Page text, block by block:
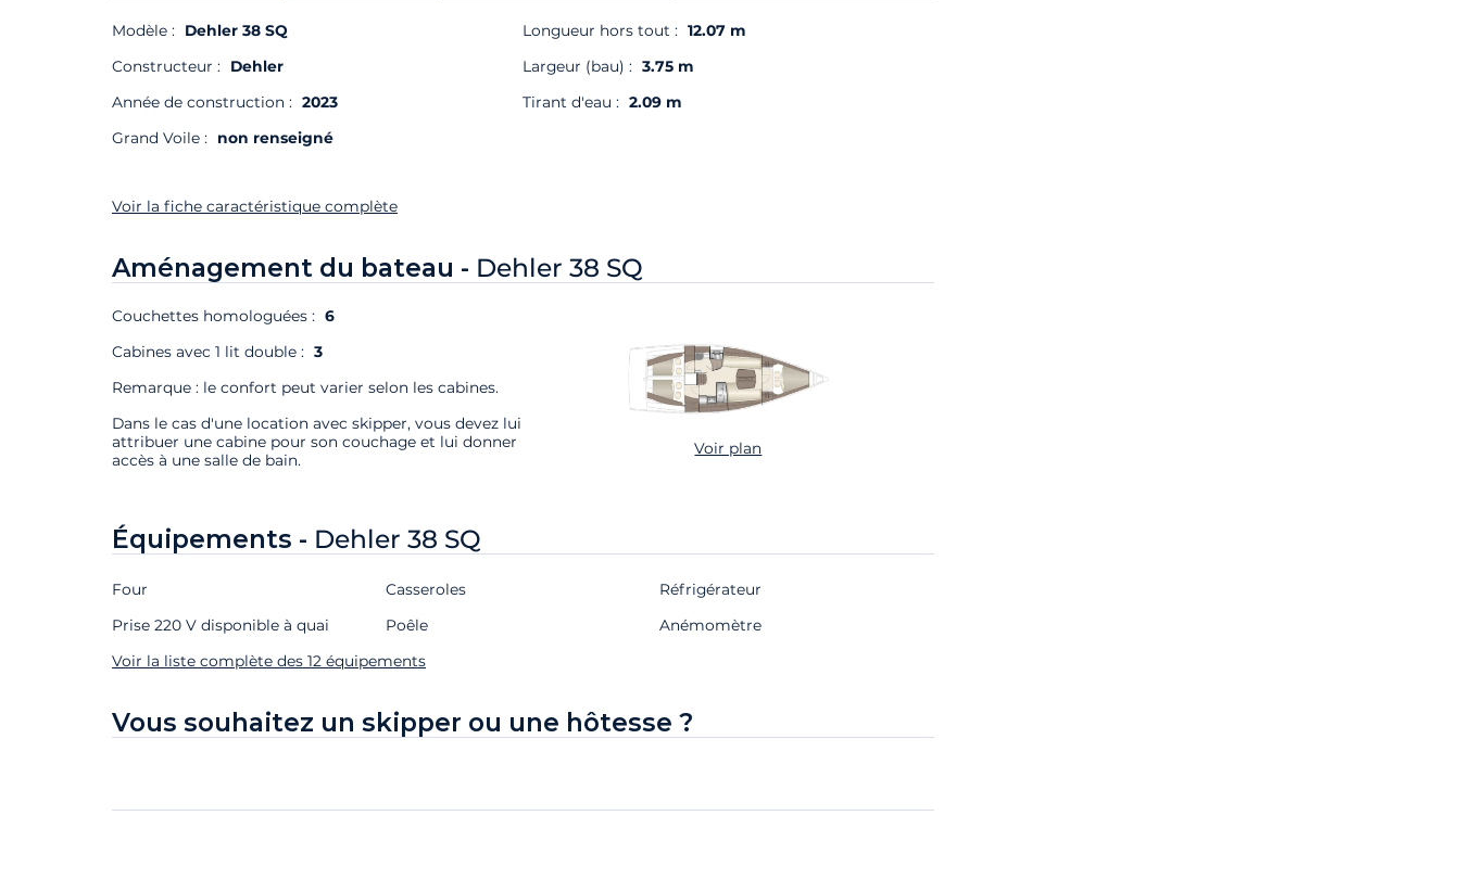
Modèle : Dehler 38 SQ
Constructeur : Dehler
Année de construction : 2023
Grand Voile : non renseigné
Longueur hors tout : 12.07 m
Largeur (bau) : 3.75 m
Tirant d'eau : 2.09 m
Voir la fiche caractéristique complète
Aménagement du bateau - Dehler 38 SQ
Couchettes homologuées : 6
Cabines avec 1 lit double : 3
Remarque : le confort peut varier selon les cabines.
Dans le cas d'une location avec skipper, vous devez lui
attribuer une cabine pour son couchage et lui donner
accès à une salle de bain.
Voir plan
Équipements - Dehler 38 SQ
Four
Prise 220 V disponible à quai
Casseroles
Poêle
Réfrigérateur
Anémomètre
Voir la liste complète des 12 équipements
Vous souhaitez un skipper ou une hôtesse ?